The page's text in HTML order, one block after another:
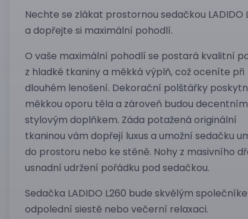
Nechte se zlákat prostornou sedačkou LADIDO
a dopřejte si maximální pohodlí.
O vaše maximální pohodlí se postará kvalitní
z hladké tkaniny a měkká výplň, což oceníte při
dlouhém lenošení. Dekorační polštářky
měkkou oporu těla a zároveň budou decentním
stylovým doplňkem. Záda potažená originální
tkaninou vám dopřejí luxus a umožní sedačku
do prostoru nebo ke stěně. Nohy z masivního
usnadní udržení pořádku pod sedačkou.
Sedačka LADIDO L260 bude skvělým
odpolední siestě nebo večerní relaxaci.